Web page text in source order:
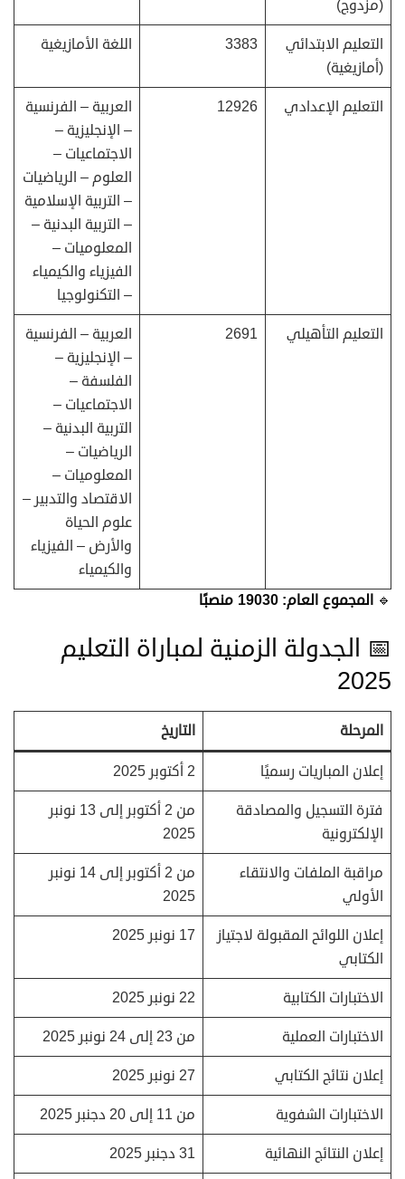
(مزدوج)
التعليم الابتدائي
(أمازيغية)
3383 اللغة الأمازيغية
التعليم الإعدادي 12926
العربية – الفرنسية
– الإنجليزية –
الاجتماعيات –
العلوم – الرياضيات
– التربية الإسلامية
– التربية البدنية –
المعلوميات –
الفيزياء والكيمياء
– التكنولوجيا
التعليم التأهيلي
2691
العربية – الفرنسية
– الإنجليزية –
الفلسفة –
الاجتماعيات –
التربية البدنية –
الرياضيات –
المعلوميات –
الاقتصاد والتدبير –
علوم الحياة
والأرض – الفيزياء
والكيمياء
🔹المجموع العام: 19030 منصبًا
📅 الجدولة الزمنية لمباراة التعليم
2025
المرحلة التاريخ
إعلان المباريات رسميًا
2 أكتوبر 2025
فترة التسجيل والمصادقة
الإلكترونية
من 2 أكتوبر إلى 13 نونبر
2025
مراقبة الملفات والانتقاء
الأولي
من 2 أكتوبر إلى 14 نونبر
2025
إعلان اللوائح المقبولة لاجتياز
الكتابي
17 نونبر 2025
الاختبارات الكتابية
22 نونبر 2025
الاختبارات العملية
من 23 إلى 24 نونبر 2025
إعلان نتائج الكتابي
27 نونبر 2025
الاختبارات الشفوية
من 11 إلى 20 دجنبر 2025
إعلان النتائج النهائية
31 دجنبر 2025